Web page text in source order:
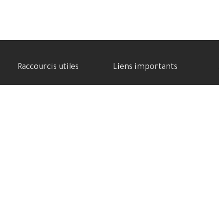
Raccourcis utiles Liens importants